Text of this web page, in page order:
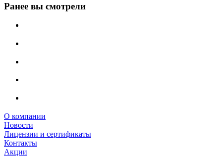
Ранее вы смотрели
О компании
Новости
Лицензии и сертификаты
Контакты
Акции